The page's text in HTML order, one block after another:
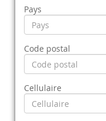
Pays
Code postal
Cellulaire